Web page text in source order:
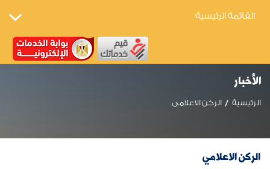
القائمة الرئيسية
الأخبار
الرئيسية الركن الاعلامى
الركن الاعلامي